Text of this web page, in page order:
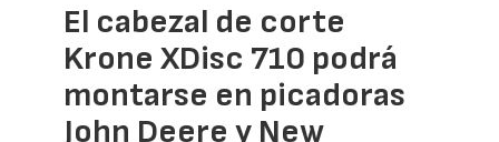
El cabezal de corte
Krone XDisc 710 podrá
montarse en picadoras
John Deere y New